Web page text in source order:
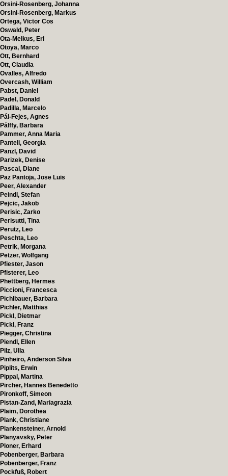
Orsini-Rosenberg, Johanna
Orsini-Rosenberg, Markus
Ortega, Victor Cos
Oswald, Peter
Ota-Melkus, Eri
Otoya, Marco
Ott, Bernhard
Ott, Claudia
Ovalles, Alfredo
Overcash, William
Pabst, Daniel
Padel, Donald
Padilla, Marcelo
Pál-Fejes, Agnes
Pálffy, Barbara
Pammer, Anna Maria
Panteli, Georgia
Panzl, David
Parizek, Denise
Pascal, Diane
Paz Pantoja, Jose Luis
Peer, Alexander
Peindl, Stefan
Pejcic, Jakob
Perisic, Zarko
Perisutti, Tina
Perutz, Leo
Peschta, Leo
Petrik, Morgana
Petzer, Wolfgang
Pfiester, Jason
Pfisterer, Leo
Phettberg, Hermes
Piccioni, Francesca
Pichlbauer, Barbara
Pichler, Matthias
Pickl, Dietmar
Pickl, Franz
Piegger, Christina
Piendl, Ellen
Pilz, Ulla
Pinheiro, Anderson Silva
Piplits, Erwin
Pippal, Martina
Pircher, Hannes Benedetto
Pironkoff, Simeon
Pistan-Zand, Mariagrazia
Plaim, Dorothea
Plank, Christiane
Plankensteiner, Arnold
Planyavsky, Peter
Ploner, Erhard
Pobenberger, Barbara
Pobenberger, Franz
Pockfuß, Robert